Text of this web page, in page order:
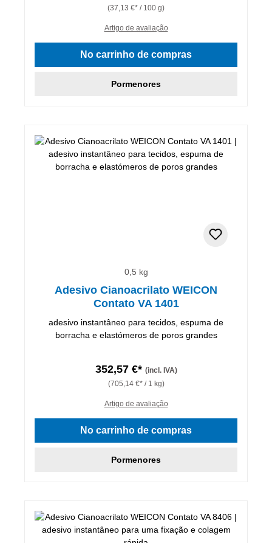
(37,13 €* / 100 g)
Artigo de avaliação
No carrinho de compras
Pormenores
0,5 kg
Adesivo Cianoacrilato WEICON
Contato VA 1401
adesivo instantâneo para tecidos, espuma de
borracha e elastómeros de poros grandes
352,57 €* (incl. IVA)
(705,14 €* / 1 kg)
Artigo de avaliação
No carrinho de compras
Pormenores